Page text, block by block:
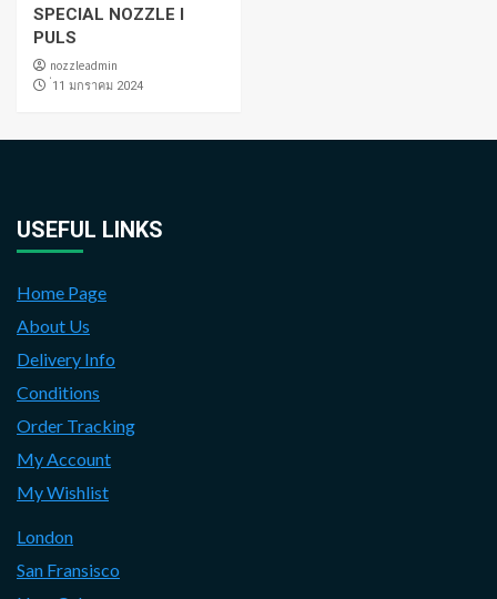
SPECIAL NOZZLE I
PULS
nozzleadmin
่11 มกราคม 2024
USEFUL LINKS
Home Page
About Us
Delivery Info
Conditions
Order Tracking
My Account
My Wishlist
London
San Fransisco